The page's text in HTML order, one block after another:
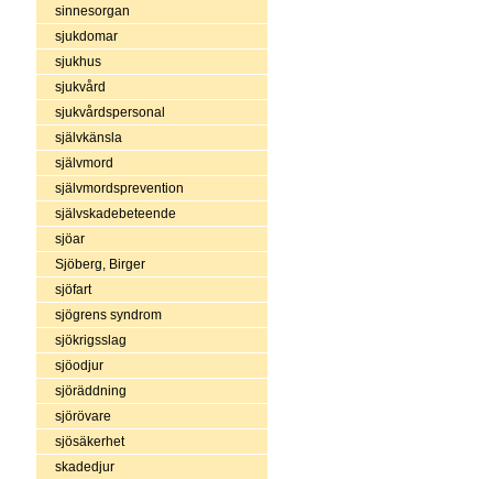
sinnesorgan
sjukdomar
sjukhus
sjukvård
sjukvårdspersonal
självkänsla
självmord
självmordsprevention
självskadebeteende
sjöar
Sjöberg, Birger
sjöfart
sjögrens syndrom
sjökrigsslag
sjöodjur
sjöräddning
sjörövare
sjösäkerhet
skadedjur